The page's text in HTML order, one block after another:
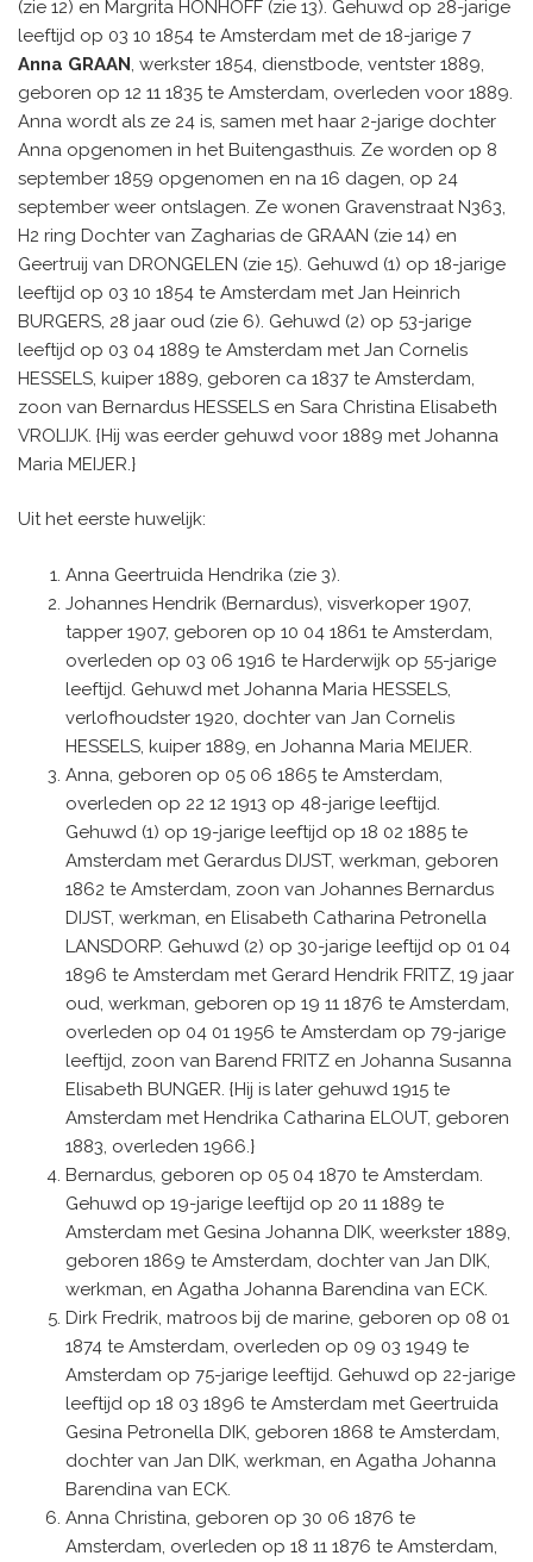
(zie 12) en Margrita HONHOFF (zie 13). Gehuwd op 28-jarige
leeftijd op 03 10 1854 te Amsterdam met de 18-jarige 7
Anna GRAAN , werkster 1854, dienstbode, ventster 1889,
geboren op 12 11 1835 te Amsterdam, overleden voor 1889.
Anna wordt als ze 24 is, samen met haar 2-jarige dochter
Anna opgenomen in het Buitengasthuis. Ze worden op 8
september 1859 opgenomen en na 16 dagen, op 24
september weer ontslagen. Ze wonen Gravenstraat N363,
H2 ring Dochter van Zagharias de GRAAN (zie 14) en
Geertruij van DRONGELEN (zie 15). Gehuwd (1) op 18-jarige
leeftijd op 03 10 1854 te Amsterdam met Jan Heinrich
BURGERS, 28 jaar oud (zie 6). Gehuwd (2) op 53-jarige
leeftijd op 03 04 1889 te Amsterdam met Jan Cornelis
HESSELS, kuiper 1889, geboren ca 1837 te Amsterdam,
zoon van Bernardus HESSELS en Sara Christina Elisabeth
VROLIJK. {Hij was eerder gehuwd voor 1889 met Johanna
Maria MEIJER.}
Uit het eerste huwelijk:
Anna Geertruida Hendrika (zie 3).
Johannes Hendrik (Bernardus), visverkoper 1907,
tapper 1907, geboren op 10 04 1861 te Amsterdam,
overleden op 03 06 1916 te Harderwijk op 55-jarige
leeftijd. Gehuwd met Johanna Maria HESSELS,
verlofhoudster 1920, dochter van Jan Cornelis
HESSELS, kuiper 1889, en Johanna Maria MEIJER.
Anna, geboren op 05 06 1865 te Amsterdam,
overleden op 22 12 1913 op 48-jarige leeftijd.
Gehuwd (1) op 19-jarige leeftijd op 18 02 1885 te
Amsterdam met Gerardus DIJST, werkman, geboren
1862 te Amsterdam, zoon van Johannes Bernardus
DIJST, werkman, en Elisabeth Catharina Petronella
LANSDORP. Gehuwd (2) op 30-jarige leeftijd op 01 04
1896 te Amsterdam met Gerard Hendrik FRITZ, 19 jaar
oud, werkman, geboren op 19 11 1876 te Amsterdam,
overleden op 04 01 1956 te Amsterdam op 79-jarige
leeftijd, zoon van Barend FRITZ en Johanna Susanna
Elisabeth BUNGER. {Hij is later gehuwd 1915 te
Amsterdam met Hendrika Catharina ELOUT, geboren
1883, overleden 1966.}
Bernardus, geboren op 05 04 1870 te Amsterdam.
Gehuwd op 19-jarige leeftijd op 20 11 1889 te
Amsterdam met Gesina Johanna DIK, weerkster 1889,
geboren 1869 te Amsterdam, dochter van Jan DIK,
werkman, en Agatha Johanna Barendina van ECK.
Dirk Fredrik, matroos bij de marine, geboren op 08 01
1874 te Amsterdam, overleden op 09 03 1949 te
Amsterdam op 75-jarige leeftijd. Gehuwd op 22-jarige
leeftijd op 18 03 1896 te Amsterdam met Geertruida
Gesina Petronella DIK, geboren 1868 te Amsterdam,
dochter van Jan DIK, werkman, en Agatha Johanna
Barendina van ECK.
Anna Christina, geboren op 30 06 1876 te
Amsterdam, overleden op 18 11 1876 te Amsterdam,